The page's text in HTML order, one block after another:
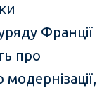
Франції
про